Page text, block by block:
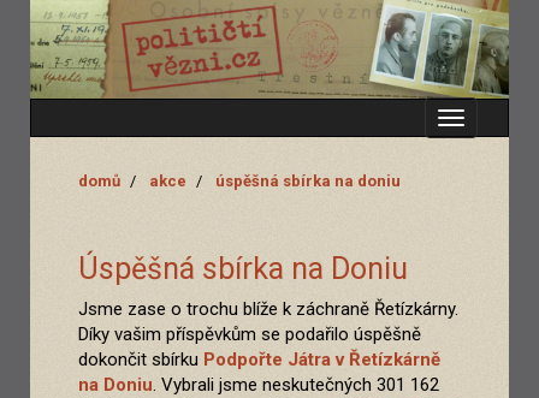
Zobrazit
domů akce úspěšná sbírka na doniu
Úspěšná sbírka na Doniu
Jsme zase o trochu blíže k záchraně Řetízkárny.
Díky vašim příspěvkům se podařilo úspěšně
dokončit sbírku Podpořte Játra v Řetízkárně
na Doniu. Vybrali jsme neskutečných 301 162